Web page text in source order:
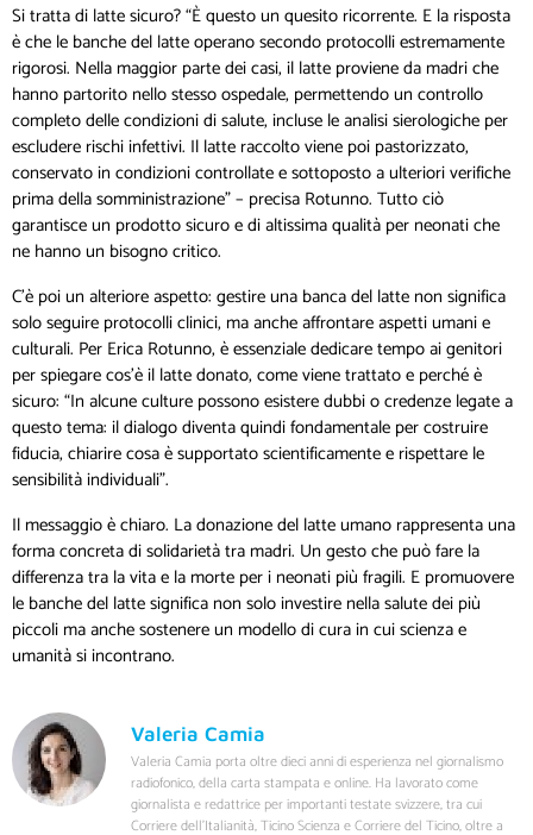
Si tratta di latte sicuro? “È questo un quesito ricorrente. E la risposta
è che le banche del latte operano secondo protocolli estremamente
rigorosi. Nella maggior parte dei casi, il latte proviene da madri che
hanno partorito nello stesso ospedale, permettendo un controllo
completo delle condizioni di salute, incluse le analisi sierologiche per
escludere rischi infettivi. Il latte raccolto viene poi pastorizzato,
conservato in condizioni controllate e sottoposto a ulteriori verifiche
prima della somministrazione” – precisa Rotunno. Tutto ciò
garantisce un prodotto sicuro e di altissima qualità per neonati che
ne hanno un bisogno critico.
C’è poi un alteriore aspetto: gestire una banca del latte non significa
solo seguire protocolli clinici, ma anche affrontare aspetti umani e
culturali. Per Erica Rotunno, è essenziale dedicare tempo ai genitori
per spiegare cos’è il latte donato, come viene trattato e perché è
sicuro: “In alcune culture possono esistere dubbi o credenze legate a
questo tema: il dialogo diventa quindi fondamentale per costruire
fiducia, chiarire cosa è supportato scientificamente e rispettare le
sensibilità individuali”.
Il messaggio è chiaro. La donazione del latte umano rappresenta una
forma concreta di solidarietà tra madri. Un gesto che può fare la
differenza tra la vita e la morte per i neonati più fragili. E promuovere
le banche del latte significa non solo investire nella salute dei più
piccoli ma anche sostenere un modello di cura in cui scienza e
umanità si incontrano.
Valeria Camia
Valeria Camia porta oltre dieci anni di esperienza nel giornalismo
radiofonico, della carta stampata e online. Ha lavorato come
giornalista e redattrice per importanti testate svizzere, tra cui
Corriere dell’Italianità, Ticino Scienza e Corriere del Ticino, oltre a